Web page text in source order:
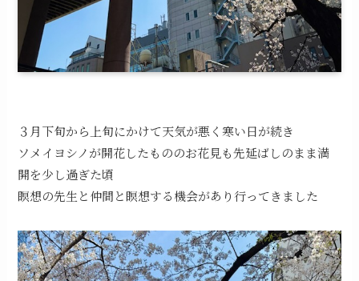
３月下旬から上旬にかけて天気が悪く寒い日が続き
ソメイヨシノが開花したもののお花見も先延ばしのまま満
開を少し過ぎた頃
瞑想の先生と仲間と瞑想する機会があり行ってきました